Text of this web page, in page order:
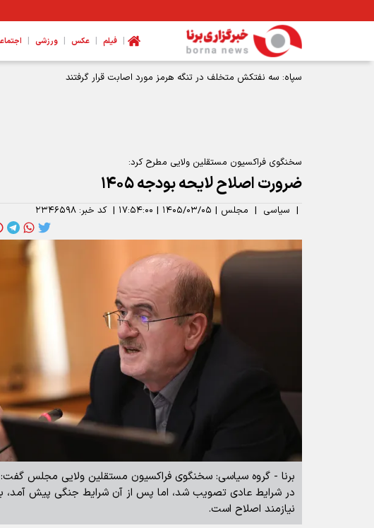
| فیلم | عکس | ورزشی |
سپاه: سه نفتکش متخلف در تنگه هرمز مورد اصابت قرار گرفتند
سخنگوی فراکسیون مستقلین ولایی مطرح کرد:
ضرورت اصلاح لایحه بودجه ۱۴۰۵
| سیاسی | مجلس | ۱۴۰۵/۰۳/۰۵ | ۱۷:۵۴:۰۰ | کد خبر: ۲۳۴۶۵۹۸
در شرایط عادی تصویب شد، اما پس از آن شرایط جنگی پیش آمد،
نیازمند اصلاح است.